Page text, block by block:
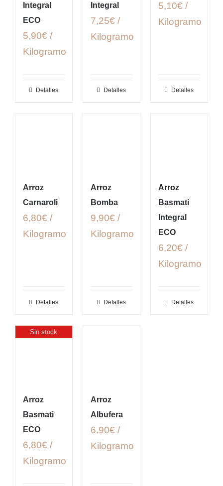
Integral
ECO
5,90€ /
Kilogramo
Detalles
Integral
7,25€ /
Kilogramo
Detalles
5,10€ /
Kilogramo
Detalles
Arroz
Carnaroli
6,80€ /
Kilogramo
Detalles
Arroz
Bomba
9,90€ /
Kilogramo
Detalles
Arroz
Basmati
Integral
ECO
6,20€ /
Kilogramo
Detalles
Sin stock
Arroz
Basmati
ECO
6,80€ /
Kilogramo
Arroz
Albufera
6,90€ /
Kilogramo